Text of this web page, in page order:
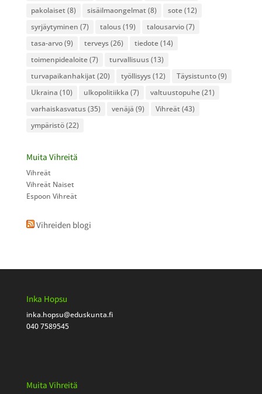
pakolaiset (8) sisäilmaongelmat (8) sote(12)
syrjäytyminen (7) talous(19) talousarvio(7)
tasa-arvo(9) terveys(26) tiedote(14)
toimenpidealoite(7) turvallisuus(13)
turvapaikanhakijat (20) työllisyys(12) Täysistunto(9)
Ukraina (10) ulkopolitiikka (7) valtuustopuhe(21)
varhaiskasvatus(35) venäjä (9) Vihreät (43)
ympäristö(22)
Muita Vihreitä
Vihreät
Vihreät Naiset
Espoon Vihreät
Vihreiden blogi
Inka Hopsu
inka.hopsu@eduskunta.fi
040 7589545
Muita Vihreitä